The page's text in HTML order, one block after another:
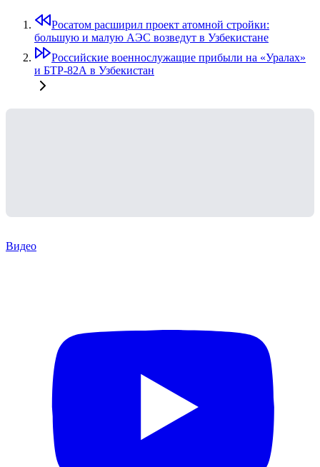
Росатом расширил проект атомной стройки:
большую и малую АЭС возведут в Узбекистане
Российские военнослужащие прибыли на «Уралах»
и БТР-82А в Узбекистан
Видео